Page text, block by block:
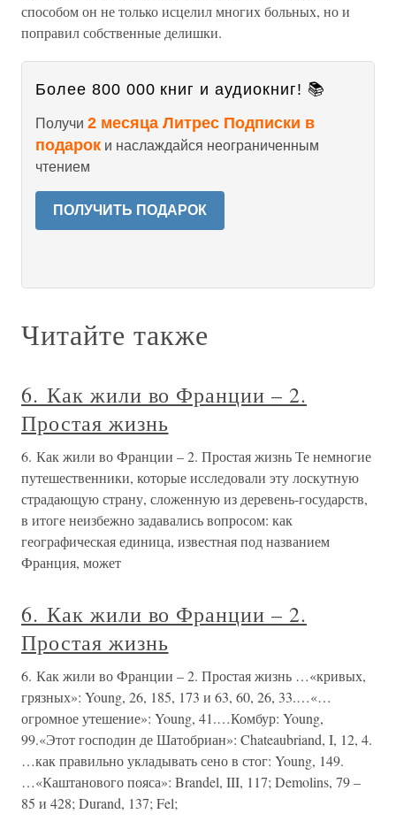
способом он не только исцелил многих больных, но и
поправил собственные делишки.
Более 800 000 книг и аудиокниг! 📚
Получи 2 месяца Литрес Подписки в
подарок и наслаждайся неограниченным
чтением
ПОЛУЧИТЬ ПОДАРОК
Читайте также
6. Как жили во Франции – 2.
Простая жизнь
6. Как жили во Франции – 2. Простая жизнь Те немногие
путешественники, которые исследовали эту лоскутную
страдающую страну, сложенную из деревень-государств,
в итоге неизбежно задавались вопросом: как
географическая единица, известная под названием
Франция, может
6. Как жили во Франции – 2.
Простая жизнь
6. Как жили во Франции – 2. Простая жизнь …«кривых,
грязных»: Young, 26, 185, 173 и 63, 60, 26, 33.…«…
огромное утешение»: Young, 41.…Комбур: Young,
99.«Этот господин де Шатобриан»: Chateaubriand, I, 12, 4.
…как правильно укладывать сено в стог: Young, 149.
…«Каштанового пояса»: Brandel, III, 117; Demolins, 79 –
85 и 428; Durand, 137; Fel;